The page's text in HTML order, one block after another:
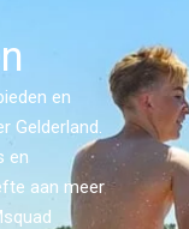
en
Gelderland.
en
aan meer